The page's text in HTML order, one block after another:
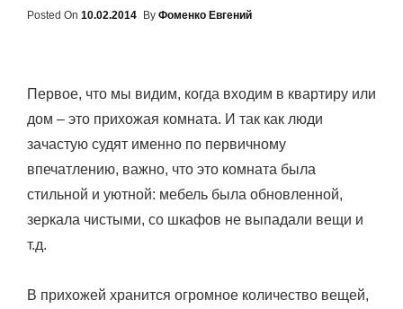
Posted On Posted
10.02.2014 By Фоменко Евгений
Первое, что мы видим, когда входим в квартиру или
дом – это прихожая комната. И так как люди
зачастую судят именно по первичному
впечатлению, важно, что это комната была
стильной и уютной: мебель была обновленной,
зеркала чистыми, со шкафов не выпадали вещи и
т.д.
В прихожей хранится огромное количество вещей,